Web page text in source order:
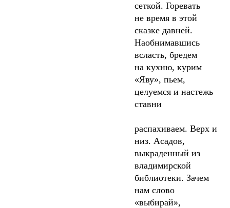
сеткой. Горевать
не время в этой
сказке давней.
Наобнимавшись
всласть, бредем
на кухню, курим
«Яву», пьем,
целуемся и настежь
ставни
распахиваем. Верх и
низ. Асадов,
выкраденный из
владимирской
библиотеки. Зачем
нам слово
«выбирай»,